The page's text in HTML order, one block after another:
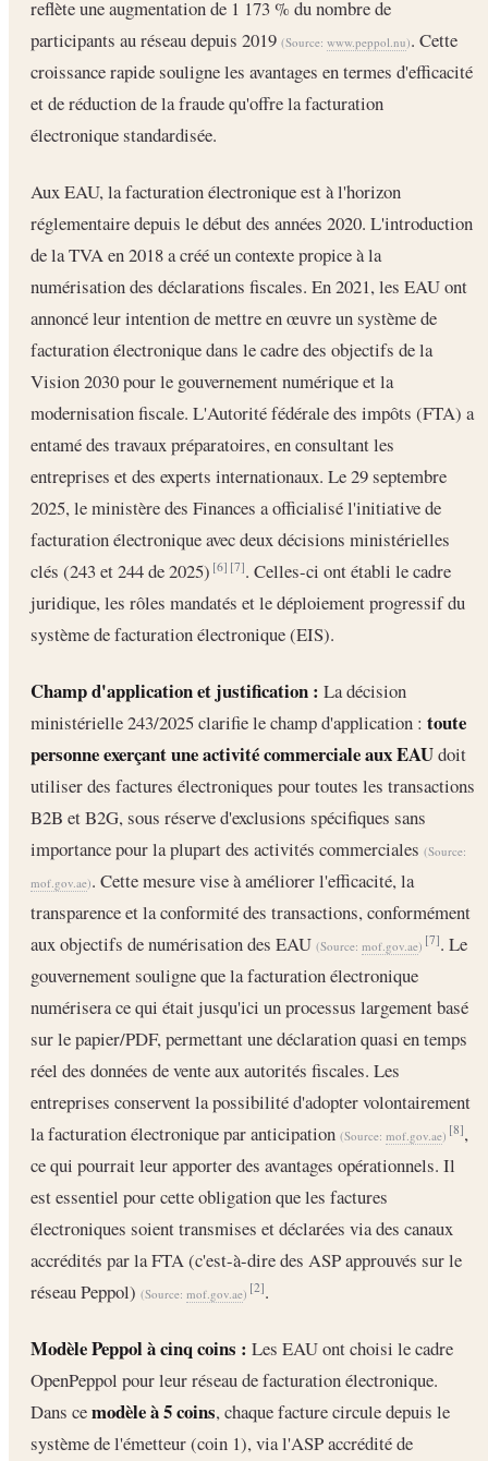
reflète une augmentation de 1 173 % du nombre de
participants au réseau depuis 2019 (Source: www.peppol.nu). Cette
croissance rapide souligne les avantages en termes d'efficacité
et de réduction de la fraude qu'offre la facturation
électronique standardisée.
Aux EAU, la facturation électronique est à l'horizon
réglementaire depuis le début des années 2020. L'introduction
de la TVA en 2018 a créé un contexte propice à la
numérisation des déclarations fiscales. En 2021, les EAU ont
annoncé leur intention de mettre en œuvre un système de
facturation électronique dans le cadre des objectifs de la
Vision 2030 pour le gouvernement numérique et la
modernisation fiscale. L'Autorité fédérale des impôts (FTA) a
entamé des travaux préparatoires, en consultant les
entreprises et des experts internationaux. Le 29 septembre
2025, le ministère des Finances a officialisé l'initiative de
facturation électronique avec deux décisions ministérielles
clés (243 et 244 de 2025)[6] [7]. Celles-ci ont établi le cadre
juridique, les rôles mandatés et le déploiement progressif du
système de facturation électronique (EIS).
Champ d'application et justification : La décision
ministérielle 243/2025 clarifie le champ d'application : toute
personne exerçant une activité commerciale aux EAUdoit
utiliser des factures électroniques pour toutes les transactions
B2B et B2G, sous réserve d'exclusions spécifiques sans
importance pour la plupart des activités commerciales (Source:
mof.gov.ae). Cette mesure vise à améliorer l'efficacité, la
transparence et la conformité des transactions, conformément
aux objectifs de numérisation des EAU (Source: mof.gov.ae) [7]. Le
gouvernement souligne que la facturation électronique
numérisera ce qui était jusqu'ici un processus largement basé
sur le papier/PDF, permettant une déclaration quasi en temps
réel des données de vente aux autorités fiscales. Les
entreprises conservent la possibilité d'adopter volontairement
la facturation électronique par anticipation (Source: mof.gov.ae) [8],
ce qui pourrait leur apporter des avantages opérationnels. Il
est essentiel pour cette obligation que les factures
électroniques soient transmises et déclarées via des canaux
accrédités par la FTA (c'est-à-dire des ASP approuvés sur le
réseau Peppol) (Source: mof.gov.ae) [2].
Modèle Peppol à cinq coins : Les EAU ont choisi le cadre
OpenPeppol pour leur réseau de facturation électronique.
Dans cemodèle à 5 coins, chaque facture circule depuis le
système de l'émetteur (coin 1), via l'ASP accrédité de